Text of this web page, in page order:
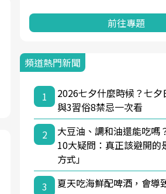
前往專題
頻道熱門新聞
1
2026七夕什麼時候？七夕
與3習俗8禁忌一次看
2
大豆油、調和油還能吃嗎
10大疑問：真正該避開的
方式」
3
夏天吃海鮮配啤酒，會導